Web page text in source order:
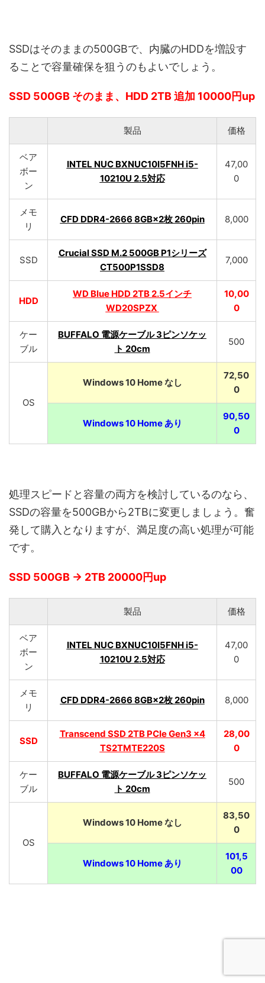
SSDはそのままの500GBで、内臓のHDDを増設す
ることで容量確保を狙うのもよいでしょう。
SSD 500GB そのまま、HDD 2TB 追加 10000円up
製品 価格
ベア
ボー
ン
INTEL NUC BXNUC10I5FNH i5-
10210U 2.5対応
47,00
0
メモ
リ
CFD DDR4-2666 8GB×2枚 260pin 8,000
SSD
Crucial SSD M.2 500GB P1シリーズ
CT500P1SSD8
7,000
HDD
WD Blue HDD 2TB 2.5インチ
WD20SPZX
10,00
0
ケー
ブル
BUFFALO 電源ケーブル 3ピンソケッ
ト 20cm
500
OS
Windows 10 Home なし
72,50
0
Windows 10 Home あり
90,50
0
処理スピードと容量の両方を検討しているのなら、
SSDの容量を500GBから2TBに変更しましょう。奮
発して購入となりますが、満足度の高い処理が可能
です。
SSD 500GB → 2TB 20000円up
製品 価格
ベア
ボー
ン
INTEL NUC BXNUC10I5FNH i5-
10210U 2.5対応
47,00
0
メモ
リ
CFD DDR4-2666 8GB×2枚 260pin 8,000
SSD
Transcend SSD 2TB PCIe Gen3 x4
TS2TMTE220S
28,00
0
ケー
ブル
BUFFALO 電源ケーブル 3ピンソケッ
ト 20cm
500
OS
Windows 10 Home なし
83,50
0
Windows 10 Home あり
101,5
00